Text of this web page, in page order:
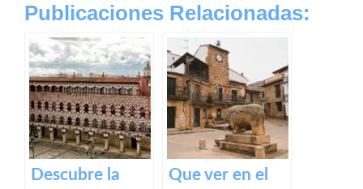
Publicaciones Relacionadas:
Descubre la
Que ver en el